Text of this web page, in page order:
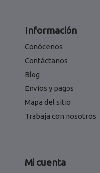
Información
Conócenos
Contáctanos
Blog
Envíos y pagos
Mapa del sitio
Trabaja con nosotros
Mi cuenta